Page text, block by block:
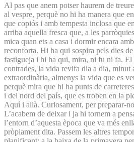
Al pas que anem potser haurem de
al vespre, perquè no hi ha manera que
que copiós i amb tempesta inclosa que
arriba aquella fresca que, a les
mica quan ets a casa i dormir encara
reconforta. Hi ha qui sospira pels dies
fastigueja i hi ha qui, mira, ni fu ni fa. El
contrades, la vida revifa dia a dia, minut
extraordinària, almenys la vida que es
perquè mira que hi ha punts de
i del nord del país, que es troben en la
Aquí i allà. Curiosament, per preparar-
L’acabem de deixar i ja hi tornem a
l’entorn d’aquesta època que va més
pròpiament dita. Passem les altres